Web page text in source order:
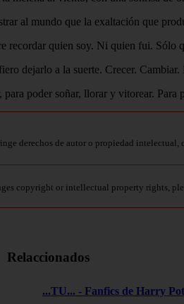
al mundo que la exaltación que
recordar quien soy. Ni quien fui. Sólo
dejarlo a la suerte. Crecer.
para poder soñar, llorar y vitorear.
derechos de autor o propiedad intelectual,
copyright or intellectual property rights,
Relaccionados
...TU... - Fanfics de Harry